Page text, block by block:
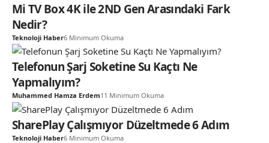
Mi TV Box 4K ile 2ND Gen Arasındaki Fark
Nedir?
Teknoloji Haber6 Minimum Okuma
Telefonun Şarj Soketine Su Kaçtı Ne
Yapmalıyım?
Muhammed Hamza Erdem11 Minimum Okuma
SharePlay Çalışmıyor Düzeltmede 6 Adım
Teknoloji Haber6 Minimum Okuma